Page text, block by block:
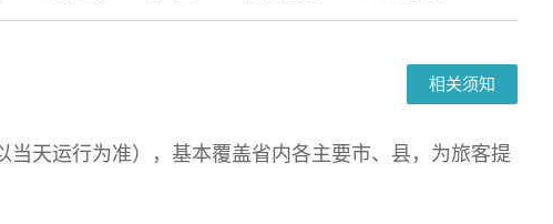
相关须知
天运行为准），基本覆盖省内各主要市、县，为旅客提